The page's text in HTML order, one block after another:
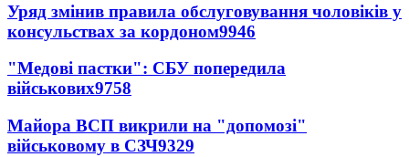
Уряд змінив правила обслуговування чоловіків у
консульствах за кордоном9946
"Медові пастки": СБУ попередила
військових9758
Майора ВСП викрили на "допомозі"
військовому в СЗЧ9329